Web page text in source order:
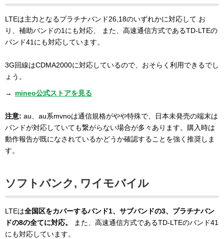
LTEは主力となるプラチナバンド26,18のいずれかに対応して お
り、補助バンドの1にも対応、 また、高速通信方式であるTD-LTEの
バンド41にも対応しています。
3G回線はCDMA2000に対応しているので、おそらく利用できるでし
ょう。
→ mineo公式ストアを見る
注意: au、au系mvnoは通信規格がやや特殊で、日本未発売の端末は
バンドが対応していても繋がらない場合が多々あります。購入時は
動作報告が既になされているかどうか確認することを強く推奨しま
す。
ソフトバンク, ワイモバイル
LTEは全国区をカバーするバンド1、サブバンドの3、プラチナバン
ドの8の全てに対応。
また、高速通信方式であるTD-LTEのバンド41
にも対応しています。